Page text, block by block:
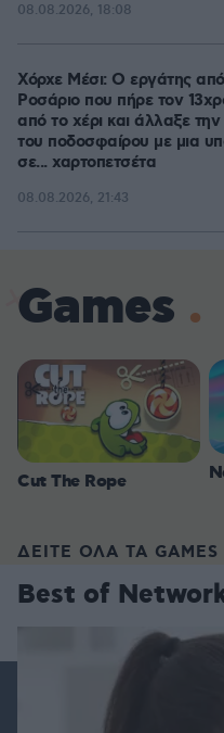
08.08.2026, 18:08
Χόρχε Μέσι: Ο εργάτης
Ροσάριο που πήρε τον
από το χέρι και άλλαξε την
του ποδοσφαίρου με μια
σε... χαρτοπετσέτα
08.08.2026, 21:43
Games
Cut The Rope
ΔΕΙΤΕ ΟΛΑ ΤΑ GAMES
Best of